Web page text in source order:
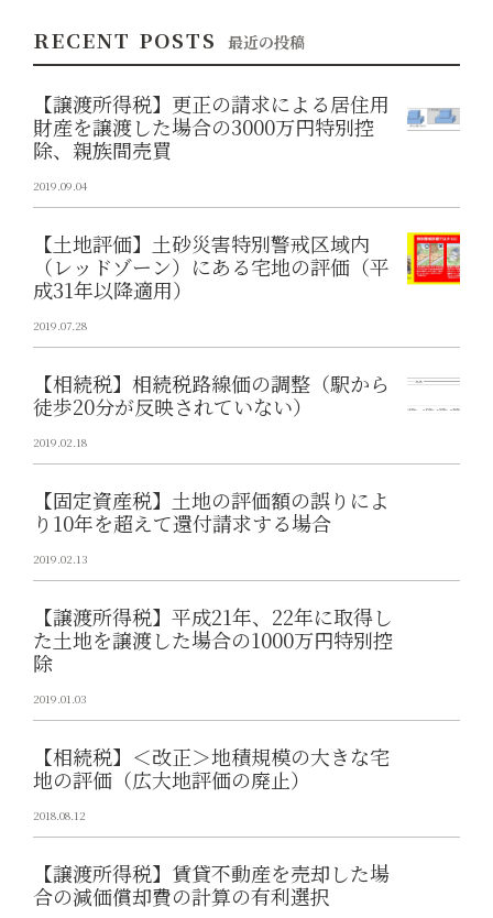
RECENT POSTS 最近の投稿
【譲渡所得税】更正の請求による居住用
財産を譲渡した場合の3000万円特別控
除、親族間売買
2019.09.04
【土地評価】土砂災害特別警戒区域内
（レッドゾーン）にある宅地の評価（平
成31年以降適用）
2019.07.28
【相続税】相続税路線価の調整（駅から
徒歩20分が反映されていない）
2019.02.18
【固定資産税】土地の評価額の誤りによ
り10年を超えて還付請求する場合
2019.02.13
【譲渡所得税】平成21年、22年に取得し
た土地を譲渡した場合の1000万円特別控
除
2019.01.03
【相続税】＜改正＞地積規模の大きな宅
地の評価（広大地評価の廃止）
2018.08.12
【譲渡所得税】賃貸不動産を売却した場
合の減価償却費の計算の有利選択